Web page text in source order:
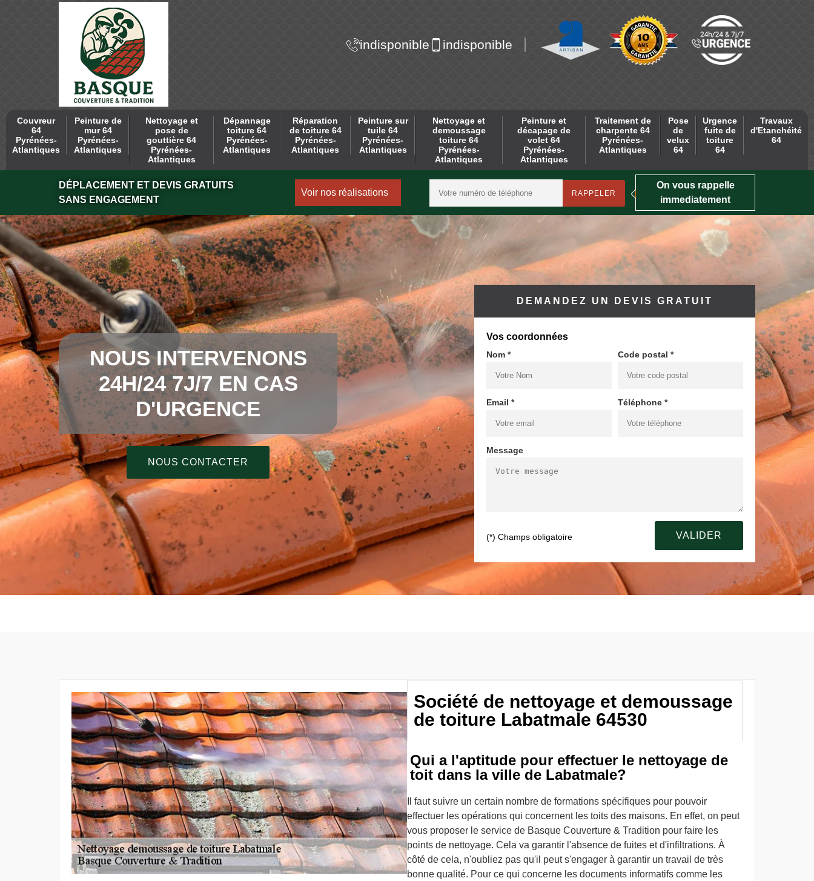
indisponible indisponible
Couvreur
64
Pyrénées-
Atlantiques
Peinture de
mur 64
Pyrénées-
Atlantiques
Nettoyage et
pose de
gouttière 64
Pyrénées-
Atlantiques
Dépannage
toiture 64
Pyrénées-
Atlantiques
Réparation
de toiture 64
Pyrénées-
Atlantiques
Peinture sur
tuile 64
Pyrénées-
Atlantiques
Nettoyage et
demoussage
toiture 64
Pyrénées-
Atlantiques
Peinture et
décapage de
volet 64
Pyrénées-
Atlantiques
Traitement de
charpente 64
Pyrénées-
Atlantiques
Pose
de
velux
64
Urgence
fuite de
toiture
64
Travaux
d'Etanchéité
64
DÉPLACEMENT ET DEVIS GRATUITS
SANS ENGAGEMENT
Voir nos réalisations
On vous rappelle
immediatement
NOUS INTERVENONS
24H/24 7J/7 EN CAS
D'URGENCE
NOUS CONTACTER
DEMANDEZ UN DEVIS GRATUIT
Vos coordonnées
Nom * Code postal *
Email * Téléphone *
Message
(*) Champs obligatoire
Société de nettoyage et demoussage
de toiture Labatmale 64530
Qui a l'aptitude pour effectuer le nettoyage de
toit dans la ville de Labatmale?
Il faut suivre un certain nombre de formations spécifiques pour pouvoir
effectuer les opérations qui concernent les toits des maisons. En effet, on peut
vous proposer le service de Basque Couverture & Tradition pour faire les
points de nettoyage. Cela va garantir l'absence de fuites et d'infiltrations. À
côté de cela, n'oubliez pas qu'il peut s'engager à garantir un travail de très
bonne qualité. Pour ce qui concerne les documents informatifs comme les